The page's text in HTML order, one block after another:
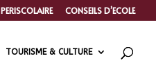
PERISCOLAIRE CONSEILS D’ECOLE
TOURISME & CULTURE